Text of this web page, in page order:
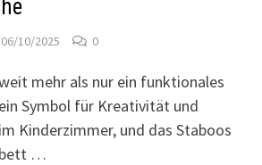
06/10/2025 0
mehr als nur ein funktionales
Symbol für Kreativität und
Kinderzimmer, und das Staboos
…